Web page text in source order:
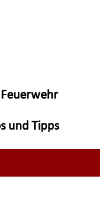
▼
und Tipps